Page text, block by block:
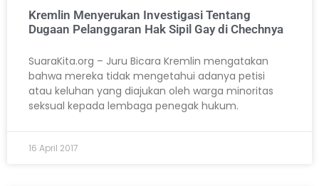
Kremlin Menyerukan Investigasi Tentang
Dugaan Pelanggaran Hak Sipil Gay di Chechnya
SuaraKita.org – Juru Bicara Kremlin mengatakan
bahwa mereka tidak mengetahui adanya petisi
atau keluhan yang diajukan oleh warga minoritas
seksual kepada lembaga penegak hukum.
16 April 2017